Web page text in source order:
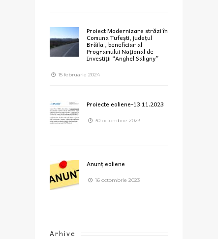
Proiect Modernizare străzi în
Comuna Tufești, județul
Brăila , beneficiar al
Programului Național de
Investiții “Anghel Saligny”
15 februarie 2024
Proiecte eoliene-13.11.2023
30 octombrie 2023
Anunț eoliene
16 octombrie 2023
Arhive